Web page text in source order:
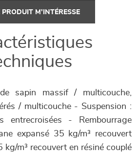
PRODUIT M'INTÉRESSE
sapin massif / multicouche,
/ multicouche - Suspension :
entrecroisées - Rembourrage
expansé 35 kg/m³ recouvert
kg/m³ recouvert en résiné couplé